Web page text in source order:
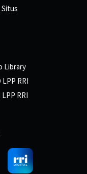
Library
LPP RRI
RRI